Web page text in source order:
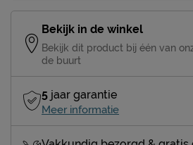
Bekijk in de winkel
Bekijk dit product bij één van
de buurt
5 jaar garantie
Meer informatie